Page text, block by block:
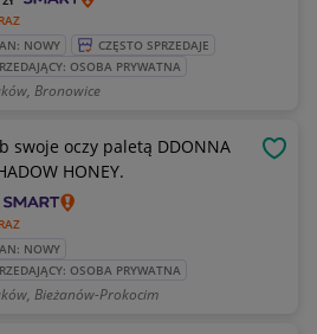
NOWY
CZĘSTO SPRZEDAJE
OSOBA PRYWATNA
Bronowice
swoje oczy paletą DDONNA
HONEY.
NOWY
OSOBA PRYWATNA
Bieżanów-Prokocim